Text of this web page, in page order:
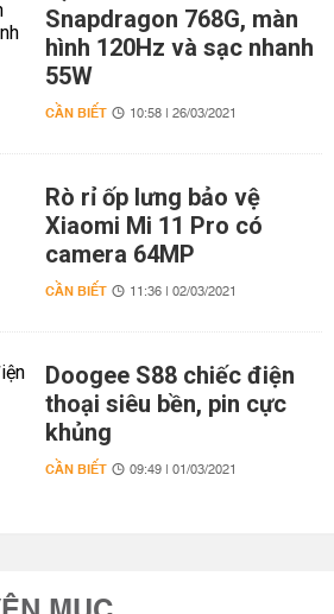
Snapdragon 768G, màn
hình 120Hz và sạc nhanh
55W
CẦN BIẾT 10:58 | 26/03/2021
Rò rỉ ốp lưng bảo vệ
Xiaomi Mi 11 Pro có
camera 64MP
CẦN BIẾT 11:36 | 02/03/2021
Doogee S88 chiếc điện
thoại siêu bền, pin cực
khủng
CẦN BIẾT 09:49 | 01/03/2021